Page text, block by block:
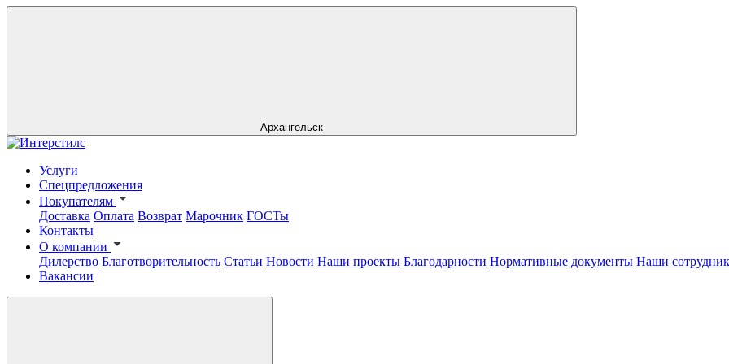
Архангельск
Услуги
Спецпредложения
Покупателям
Доставка Оплата Возврат Марочник ГОСТы
Контакты
О компании
Дилерство Благотворительность Статьи Новости Наши проекты Благодарности Нормативные документы Наши
Вакансии